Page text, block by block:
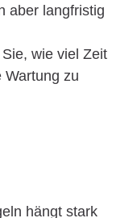
aber langfristig
wie viel Zeit
Wartung zu
hängt stark